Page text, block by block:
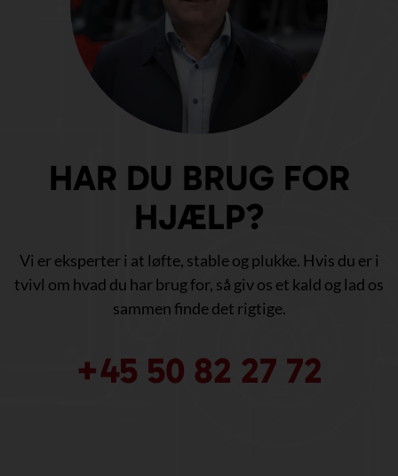
HAR DU BRUG FOR
HJÆLP?
Vi er eksperter i at løfte, stable og plukke. Hvis du er i
tvivl om hvad du har brug for, så giv os et kald og lad os
sammen finde det rigtige.
+45 50 82 27 72